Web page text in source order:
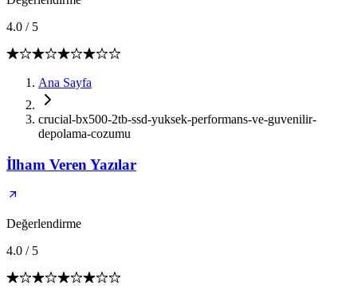
4.0 / 5
Ana Sayfa
crucial-bx500-2tb-ssd-yuksek-performans-ve-guvenilir-
depolama-cozumu
İlham Veren Yazılar
Değerlendirme
4.0 / 5